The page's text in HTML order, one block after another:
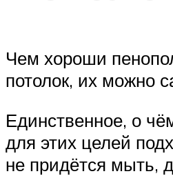
Чем хороши
потолок, их можно
Единственное, о
для этих целей
не придётся мыть,